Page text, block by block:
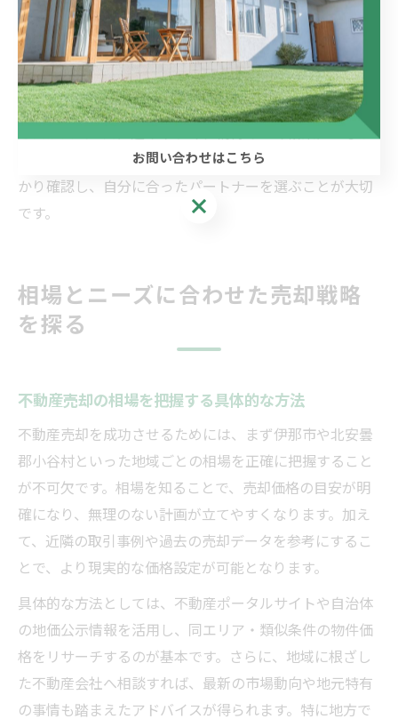
茅野市」「ココスマ松本 土地」など、近隣エリアの事例
や情報も共有してもらえるため、より広い視野で売却戦
略を立てることが可能です。
地元の信頼を得ている会社に依頼することで、売却プロ
セスがスムーズに進みやすく、納得のいく結果につなが
ります。初めての方は会社の実績や地元での評判をしっ
かり確認し、自分に合ったパートナーを選ぶことが大切
です。
相場とニーズに合わせた売却戦略
を探る
不動産売却の相場を把握する具体的な方法
不動産売却を成功させるためには、まず伊那市や北安曇
郡小谷村といった地域ごとの相場を正確に把握すること
が不可欠です。相場を知ることで、売却価格の目安が明
確になり、無理のない計画が立てやすくなります。加え
て、近隣の取引事例や過去の売却データを参考にするこ
とで、より現実的な価格設定が可能となります。
具体的な方法としては、不動産ポータルサイトや自治体
の地価公示情報を活用し、同エリア・類似条件の物件価
格をリサーチするのが基本です。さらに、地域に根ざし
た不動産会社へ相談すれば、最新の市場動向や地元特有
の事情も踏まえたアドバイスが得られます。特に地方で
お問い合わせはこちら
お問い合わせはこちら